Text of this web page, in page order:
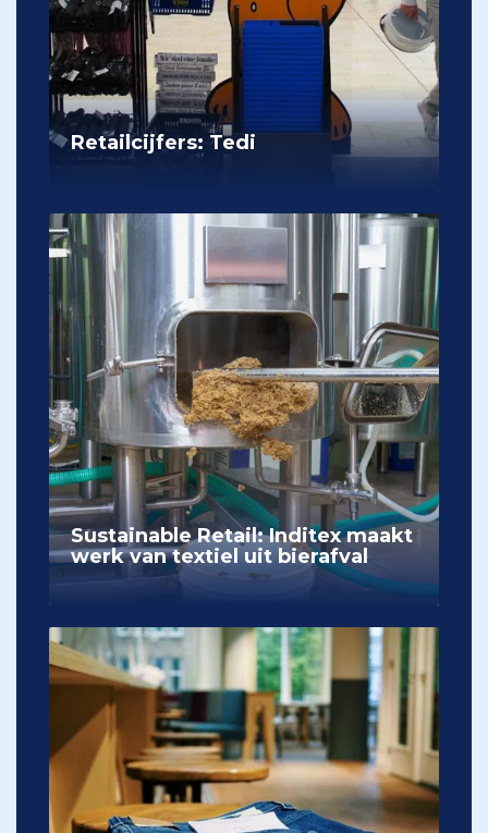
Retailcijfers: Tedi
Sustainable Retail: Inditex maakt
werk van textiel uit bierafval